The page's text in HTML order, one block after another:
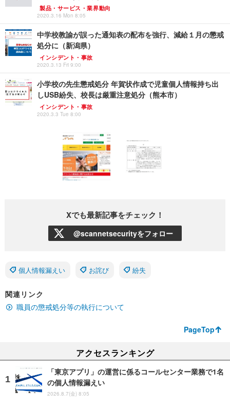
製品・サービス・業界動向
2020.3.16 Mon 8:05
中学校教諭が誤った通知表の配布を強行、減給１月の懲戒
処分に（新潟県）
インシデント・事故
2020.3.13 Fri 9:00
小学校の先生懲戒処分 年賀状作成で児童個人情報持ち出
しUSB紛失、校長は厳重注意処分（熊本市）
インシデント・事故
2020.3.3 Tue 8:00
Xでも最新記事をチェック！
@scannetsecurityをフォロー
個人情報漏えい お詫び 紛失
関連リンク
職員の懲戒処分等の執行について
PageTop
アクセスランキング
「東京アプリ」の運営に係るコールセンター業務で1名
の個人情報漏えい
2026.8.7(金) 8:05